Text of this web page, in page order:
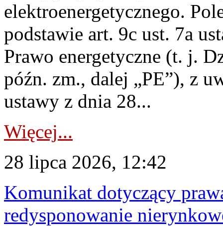
elektroenergetycznego.
podstawie art. 9c ust. 7a
Prawo energetyczne (t. j.
późn. zm., dalej „PE”), z
ustawy z dnia 28...
Więcej...
28 lipca 2026, 12:42
Komunikat dotyczący
redysponowanie